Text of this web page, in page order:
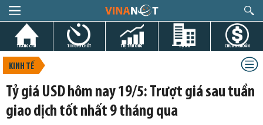
TRANG CHỦ TIN GIỜ CHÓT THỊ TRƯỜNG DỰ ÁN CHỨNG KHOÁN
KINH TẾ
Tỷ giá USD hôm nay 19/5: Trượt giá sau tuần
giao dịch tốt nhất 9 tháng qua